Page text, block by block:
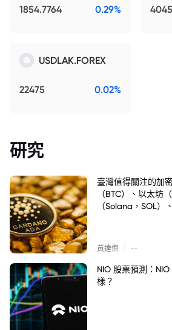
1854.7764 0.29% 4045
USDLAK.FOREX
22475 0.02%
研究
臺灣值得關注的加
（BTC）、以太坊
（Solana，SOL）
黃達傑 --
NIO 股票預測：
樣？